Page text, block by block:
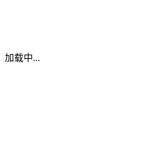
加载中...